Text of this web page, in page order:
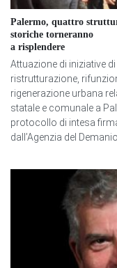
Palermo, quattro
storiche torneranno
a risplendere
Attuazione di iniziative
ristrutturazione,
rigenerazione urbana
statale e comunale a
protocollo di intesa
dall’Agenzia del Demanio.